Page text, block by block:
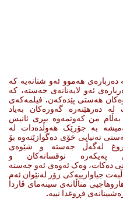
هەموو ئەو شتانەیە کە
ئەو لایەنانەی جەستە، کە
هەستی پێدەکەن. فیلمەکەی
دەرهێنەرە گەورەکان بەیاد
من کەوتمەوە بیری ئانیس
بە جۆرێک هەوڵدەدات لە
تەنیایی خۆی دەگوازێتەوە بۆ
لەگەڵ جەستە و شێوەی
پەیکەرە نوقسانەکان و
دەکات، وەک ئەوەی ئەو جەستە
جیاوازییەکی زۆر لەنێوان ئەم
مناڵانەی سینەمای ڤاردا
فڕوغدا نییە.